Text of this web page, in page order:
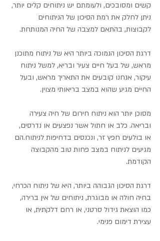
קשים ומסובכים, ולעומתם יש ניתוחים קלים יותר,
ניתן לחלק את רמת הסיכון של הניתוחים
לקבוצות, בהתאם למצבה של החיה המנותחת.
דרגת הסיכון הנמוכה ביותר היא של ניתוח מתוכנן
מראש, של בעל חיים צעיר ובריא, למשל ניתוח
עיקור, אנחנו קובעים את התאריך מראש, ובעל
החיים מגיע שהוא במצב בריאותי מצוין.
מסוכן יותר הוא ניתוח חירום של חיה צעירה
ובריאה. כלב או חתול אשר נפצעים או נדרסים,
או בולעים חפץ זר, ונכנסים בדחיפות לניתוח.הם
מגיעים לניתוח במצב פחות טוב מהקבוצה
הקודמת.
דרגת הסיכון הגבוהה ביותר, היא של ניתוח הכרחי,
בחיה חולה או מבוגרת, ניתוחים של אין ברירה,
כמו הוצאת גידול סרטני, או רחם דלקתית, או
עצירת דימום פנימי.